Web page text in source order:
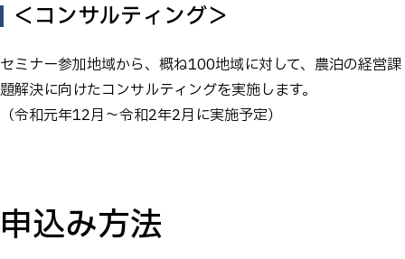
＜コンサルティング＞
セミナー参加地域から、概ね100地域に対して、農泊の経営課
題解決に向けたコンサルティングを実施します。
（令和元年12月～令和2年2月に実施予定）
申込み方法